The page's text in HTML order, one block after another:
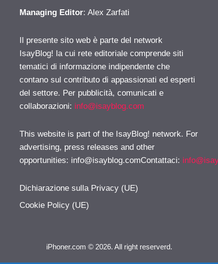
Managing Editor: Alex Zarfati
Il presente sito web è parte del network
IsayBlog! la cui rete editoriale comprende siti
tematici di informazione indipendente che
contano sul contributo di appassionati ed esperti
del settore. Per pubblicità, comunicati e
collaborazioni: info@isayblog.com
This website is part of the IsayBlog! network. For
advertising, press releases and other
opportunities: info@isayblog.comContattaci:
Dichiarazione sulla Privacy (UE)
Cookie Policy (UE)
iPhoner.com © 2026. All right reserverd.